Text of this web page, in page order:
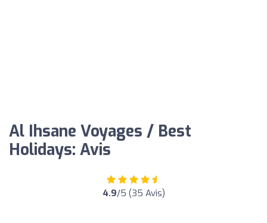
Al Ihsane Voyages / Best
Holidays: Avis
4.9/5 (35 Avis)